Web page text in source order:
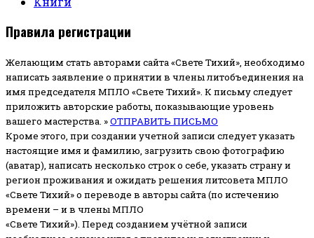
Правила регистрации
Желающим стать авторами сайта «Свете Тихий», необходимо
написать заявление о принятии в члены литобъединения на
имя председателя МПЛО «Свете Тихий». К письму следует
приложить авторские работы, показывающие уровень
вашего мастерства. »ОТПРАВИТЬ ПИСЬМО
Кроме этого, при создании учетной записи следует указать
настоящие имя и фамилию, загрузить свою фотографию
(аватар), написать несколько строк о себе, указать страну и
регион проживания и ожидать решения литсовета МПЛО
«Свете Тихий» о переводе в авторы сайта (по истечению
времени – и в члены МПЛО
«Свете Тихий»). Перед созданием учётной записи